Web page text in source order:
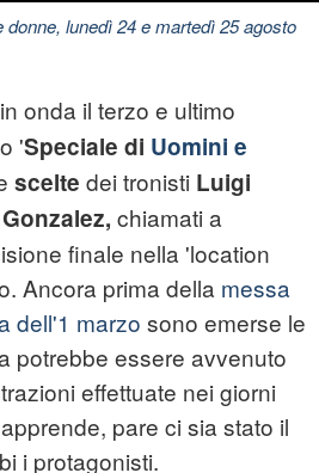
donne, lunedì 24 e martedì 25 agosto
onda il terzo e ultimo
'Speciale di Uomini e
scelte dei tronisti Luigi
chiamati a
finale nella 'location
Ancora prima della messa
dell'1 marzo sono emerse le
potrebbe essere avvenuto
effettuate nei giorni
pare ci sia stato il
i protagonisti.